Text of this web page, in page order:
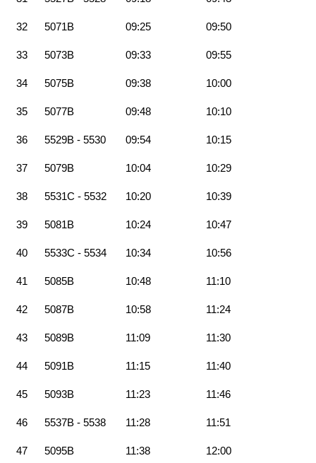
32 5071B 09:25 09:50
33 5073B 09:33 09:55
34 5075B 09:38 10:00
35 5077B 09:48 10:10
36 5529B - 5530 09:54 10:15
37 5079B 10:04 10:29
38 5531C - 5532 10:20 10:39
39 5081B 10:24 10:47
40 5533C - 5534 10:34 10:56
41 5085B 10:48 11:10
42 5087B 10:58 11:24
43 5089B 11:09 11:30
44 5091B 11:15 11:40
45 5093B 11:23 11:46
46 5537B - 5538 11:28 11:51
47 5095B 11:38 12:00